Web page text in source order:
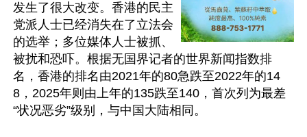
发生了很大改变。香港的民主
党派人士已经消失在了立法会
的选举；多位媒体人士被抓、
被扰和恐吓。根据无国界记者的世界新闻指数排
名，香港的排名由2021年的80急跌至2022年的14
8，2025年则由上年的135跌至140，首次列为最差
“状况恶劣”级别，与中国大陆相同。